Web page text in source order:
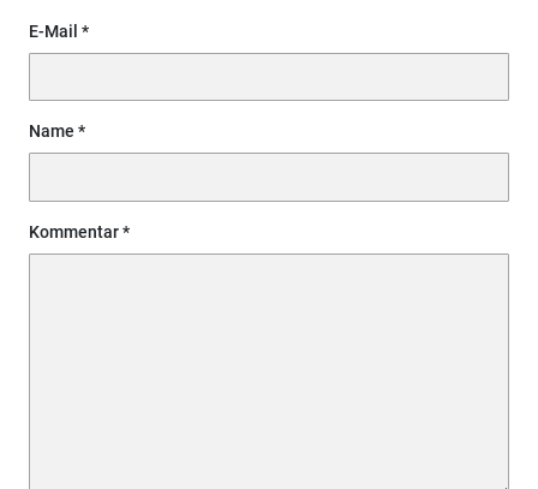
E-Mail
Name
Kommentar